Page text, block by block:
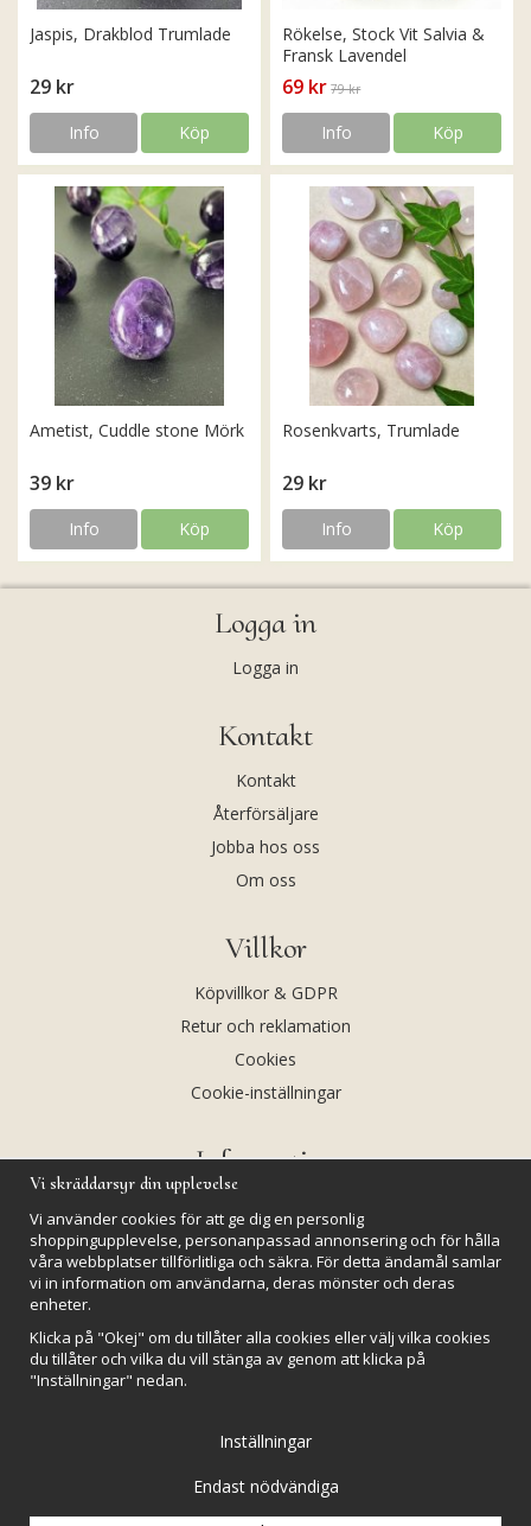
Jaspis, Drakblod Trumlade
29 kr
Info Köp
Rökelse, Stock Vit Salvia &
Fransk Lavendel
69 kr 79 kr
Info Köp
Ametist, Cuddle stone Mörk
39 kr
Info Köp
Rosenkvarts, Trumlade
29 kr
Info Köp
Logga in
Logga in
Kontakt
Kontakt
Återförsäljare
Jobba hos oss
Om oss
Villkor
Köpvillkor & GDPR
Retur och reklamation
Cookies
Cookie-inställningar
Information
Kalendarium
Nyheter
Kristaller och fairtrade
Rena & Ladda kristaller
Vi skräddarsyr din upplevelse
Vi använder cookies för att ge dig en personlig
shoppingupplevelse, personanpassad annonsering och för hålla
våra webbplatser tillförlitliga och säkra. För detta ändamål samlar
vi in information om användarna, deras mönster och deras
enheter.
Klicka på "Okej" om du tillåter alla cookies eller välj vilka cookies
du tillåter och vilka du vill stänga av genom att klicka på
"Inställningar" nedan.
Inställningar
Endast nödvändiga